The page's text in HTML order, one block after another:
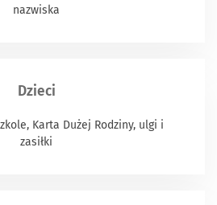
nazwiska
Dzieci
Karta Dużej Rodziny, ulgi i
zasiłki